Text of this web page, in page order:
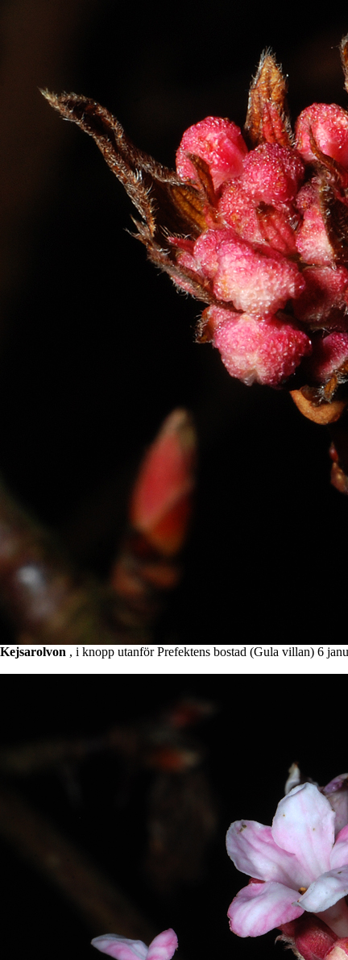
Kejsarolvon , i knopp utanför Prefektens bostad (Gula villan) 6